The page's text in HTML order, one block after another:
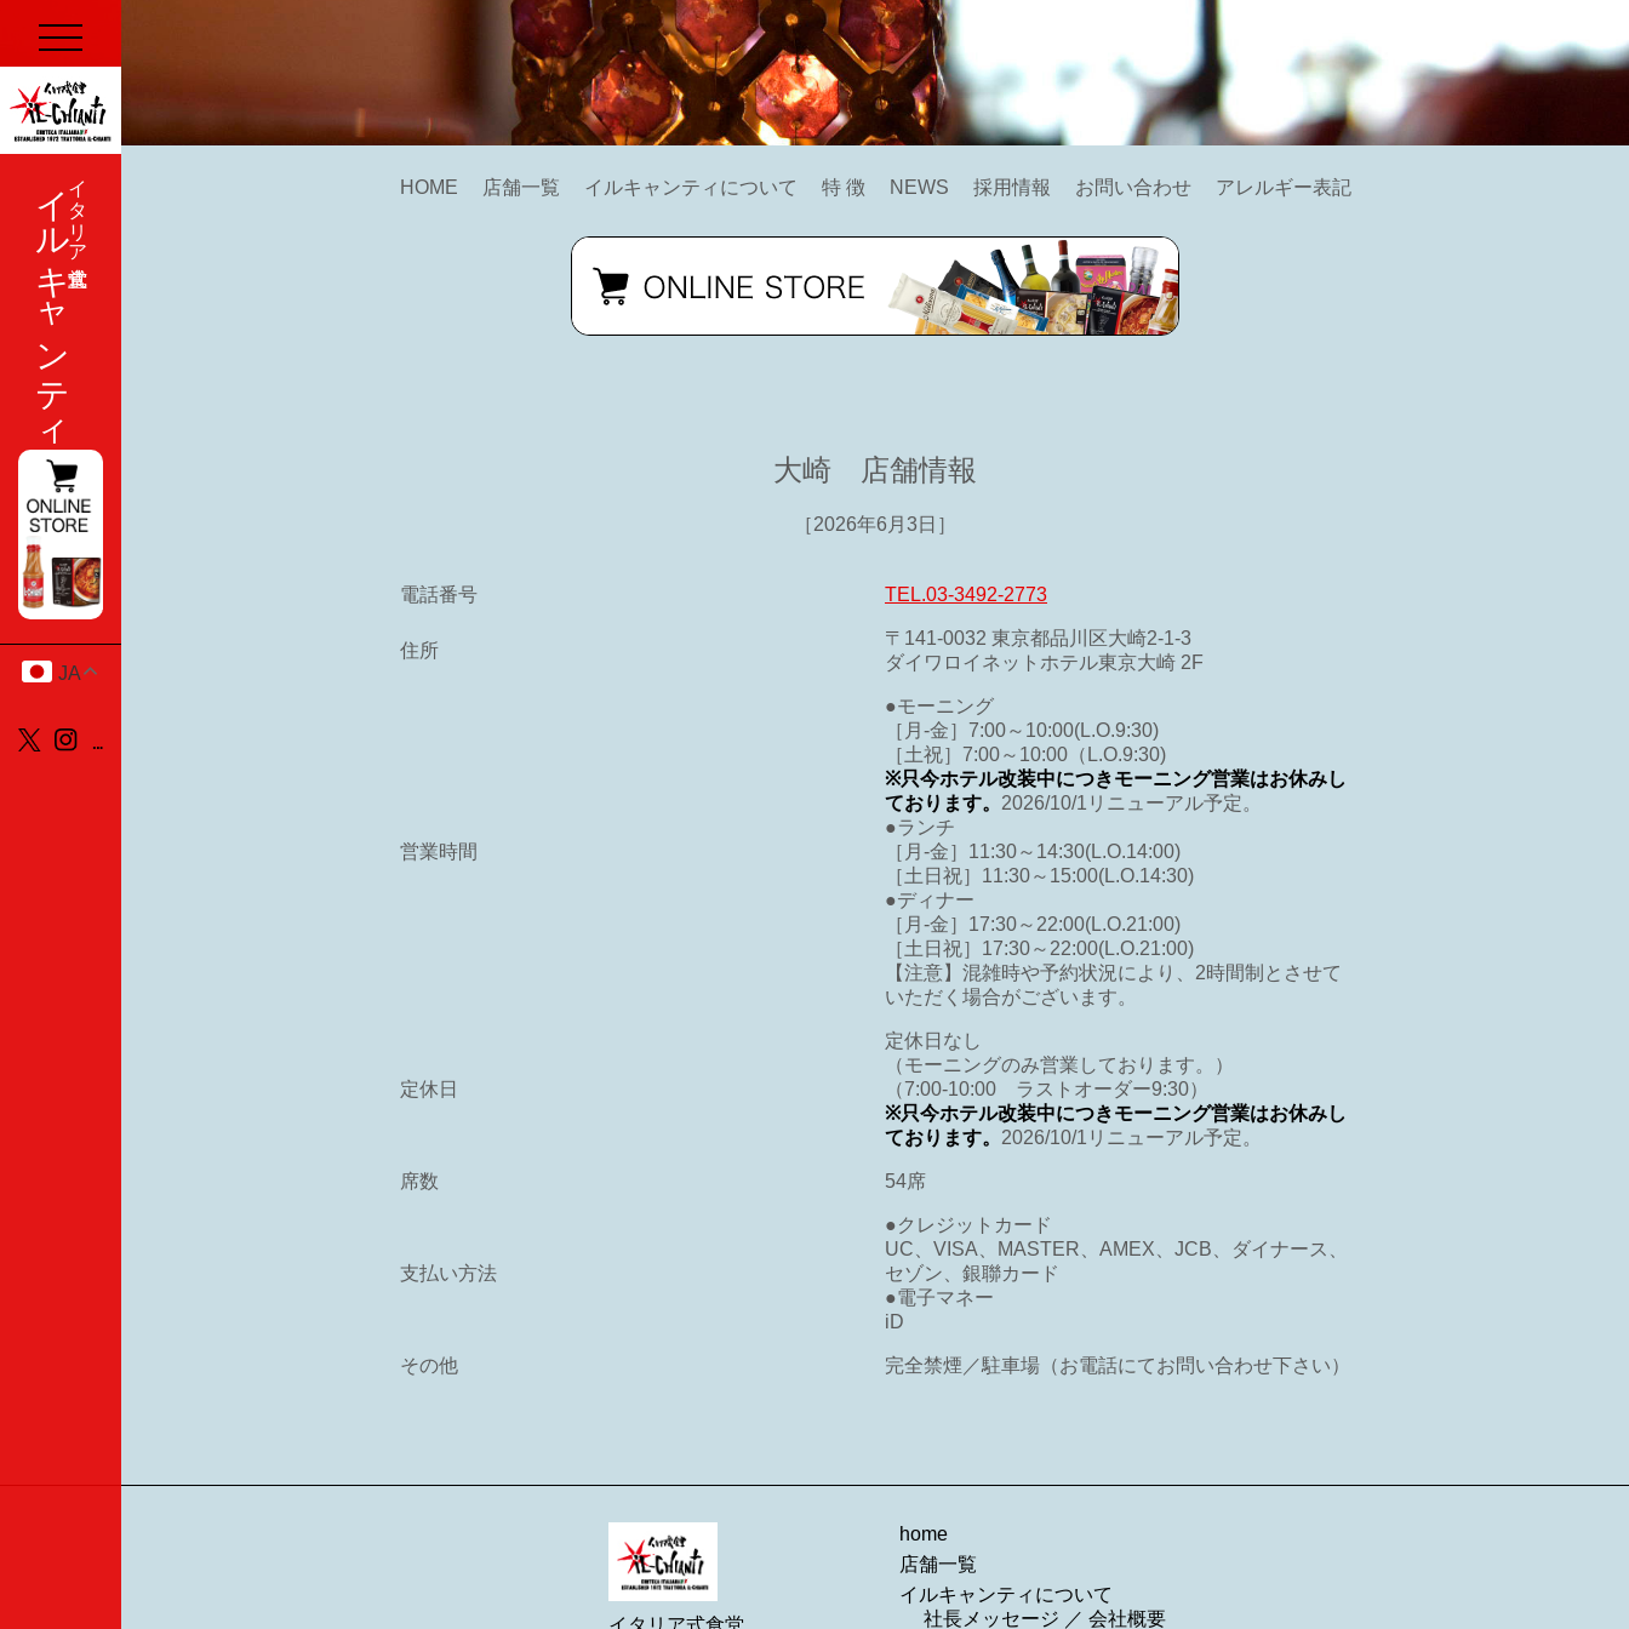
イタリア式食堂
イルキャンティ
JA
HOME 店舗一覧 イルキャンティについて 特 徴 NEWS 採用情報 お問い合わせ アレルギー表記
大崎 店舗情報
［2026年6月3日］
電話番号 TEL.03-3492-2773
住所
〒141-0032 東京都品川区大崎2-1-3
ダイワロイネットホテル東京大崎 2F
営業時間
●モーニング
［月-金］7:00～10:00(L.O.9:30)
［土祝］7:00～10:00（L.O.9:30)
※只今ホテル改装中につきモーニング営業はお休みし
ております。 2026/10/1リニューアル予定。
●ランチ
［月-金］11:30～14:30(L.O.14:00)
［土日祝］11:30～15:00(L.O.14:30)
●ディナー
［月-金］17:30～22:00(L.O.21:00)
［土日祝］17:30～22:00(L.O.21:00)
【注意】混雑時や予約状況により、2時間制とさせて
いただく場合がございます。
定休日
定休日なし
（モーニングのみ営業しております。）
（7:00-10:00 ラストオーダー9:30）
※只今ホテル改装中につきモーニング営業はお休みし
ております。 2026/10/1リニューアル予定。
席数 54席
支払い方法
●クレジットカード
UC、VISA、MASTER、AMEX、JCB、ダイナース、
セゾン、銀聯カード
●電子マネー
iD
その他 完全禁煙／駐車場（お電話にてお問い合わせ下さい）
イタリア式食堂
home
店舗一覧
イルキャンティについて
社長メッセージ ／ 会社概要